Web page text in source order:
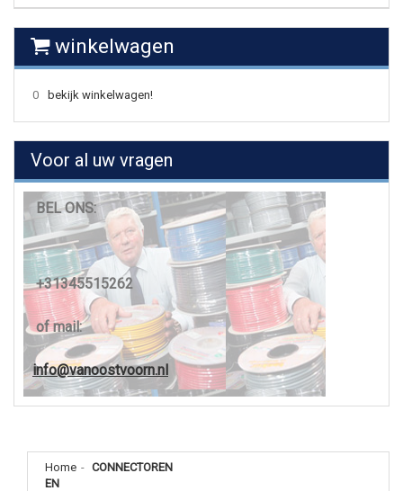
winkelwagen
0 bekijk winkelwagen!
Voor al uw vragen
BEL ONS:
+31345515262
of mail:
info@vanoostvoorn.nl
Home - CONNECTOREN
EN